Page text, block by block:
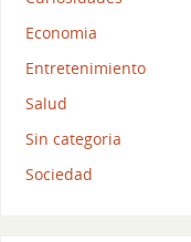
Economia
Entretenimiento
Salud
Sin categoria
Sociedad